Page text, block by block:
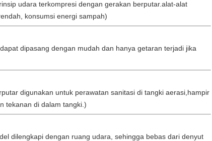
udara terkompresi dengan gerakan berputar.alat-alat
konsumsi energi sampah)
dipasang dengan mudah dan hanya getaran terjadi jika
digunakan untuk perawatan sanitasi di tangki aerasi,hampir
tekanan di dalam tangki.)
dilengkapi dengan ruang udara, sehingga bebas dari denyut